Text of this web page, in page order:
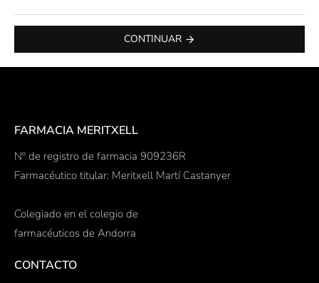
CONTINUAR
FARMACIA MERITXELL
Nº de registro de farmacia 909236R
Farmacéutico titular: Meritxell Martí Castanyer
Colegiado en el colegio de
farmacéuticos de Andorra
CONTACTO